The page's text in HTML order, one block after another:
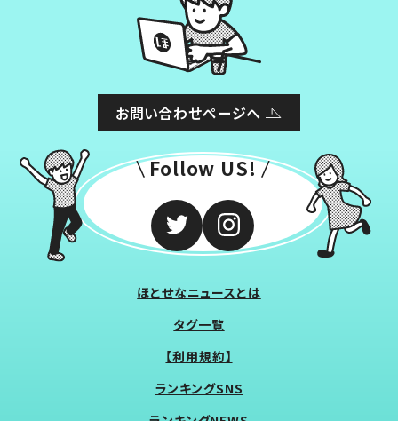
お問い合わせページへ
Follow US!
ほとせなニュースとは
タグ一覧
【利用規約】
ランキングSNS